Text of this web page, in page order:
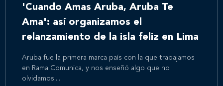
'Cuando Amas Aruba, Aruba Te
Ama': así organizamos el
relanzamiento de la isla feliz en Lima
Aruba fue la primera marca país con la que trabajamos
en Rama Comunica, y nos enseñó algo que no
olvidamos:...